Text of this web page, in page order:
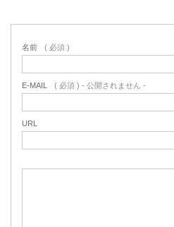
名前 ( 必須 )
E-MAIL ( 必須 ) - 公開されません -
URL